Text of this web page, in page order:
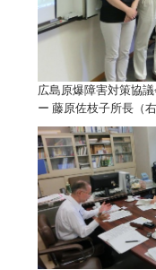
広島原爆障害対策協
ー 藤原佐枝子所長（